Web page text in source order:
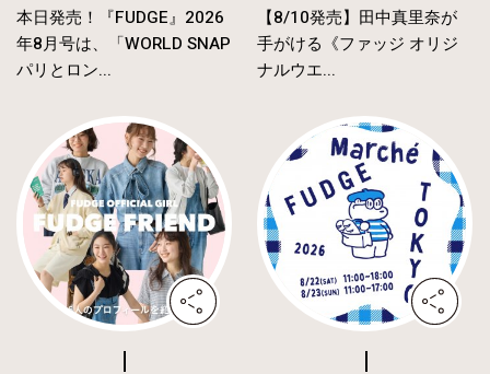
本日発売！『FUDGE』2026
年8月号は、「WORLD SNAP
パリとロン...
【8/10発売】田中真里奈が
手がける《ファッジ オリジ
ナルウエ...